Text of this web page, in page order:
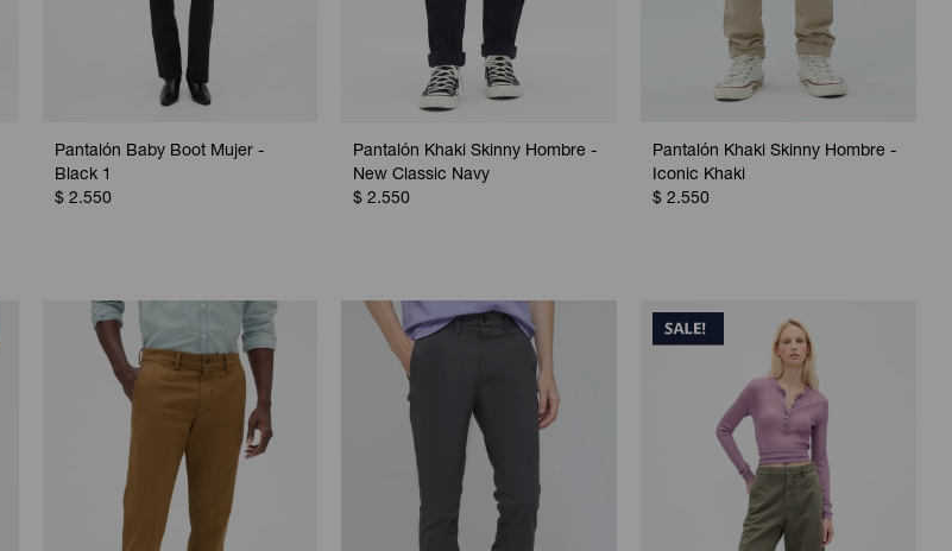
Pantalón Baby Boot Mujer -
Black 1
$ 2.550
Pantalón Khaki Skinny Hombre -
New Classic Navy
$ 2.550
Pantalón Khaki Skinny Hombre -
Iconic Khaki
$ 2.550